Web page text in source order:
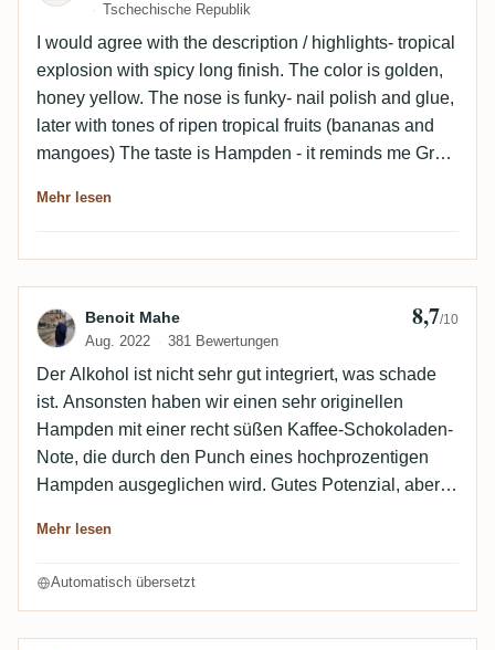
Tschechische Republik
I would agree with the description / highlights- tropical
explosion with spicy long finish. The color is golden,
honey yellow. The nose is funky- nail polish and glue,
later with tones of ripen tropical fruits (bananas and
mangoes) The taste is Hampden - it reminds me Great
and esters.. The finish is long and warm and spicy
Mehr lesen
Bewertung von Benoit Mahe
Benoit Mahe
Aug. 2022 381 Bewertungen
8,7/10
Der Alkohol ist nicht sehr gut integriert, was schade
ist. Ansonsten haben wir einen sehr originellen
Hampden mit einer recht süßen Kaffee-Schokoladen-
Note, die durch den Punch eines hochprozentigen
Hampden ausgeglichen wird. Gutes Potenzial, aber
Mehr lesen
Automatisch übersetzt